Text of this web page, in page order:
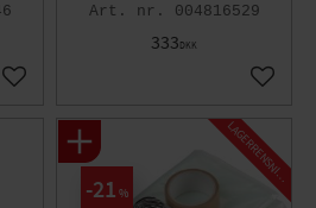
Gem som favorit
004816529
333DKK
Gem
21 %
L
A
G
E
R
R
E
N
S
N
I
N
G